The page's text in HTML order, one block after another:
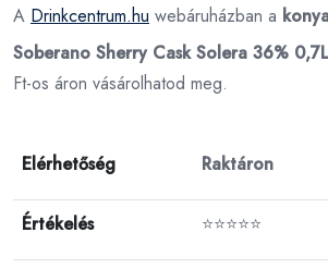
A Drinkcentrum.hu webáruházban a
Soberano Sherry Cask Solera 36% 0,7L
Ft-os áron vásárolhatod meg.
Elérhetőség Raktáron
Értékelés ⭐⭐⭐⭐⭐